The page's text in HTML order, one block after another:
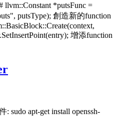
*putsFunc =
putsType); 創造新的function
增添function
sudo apt-get install openssh-